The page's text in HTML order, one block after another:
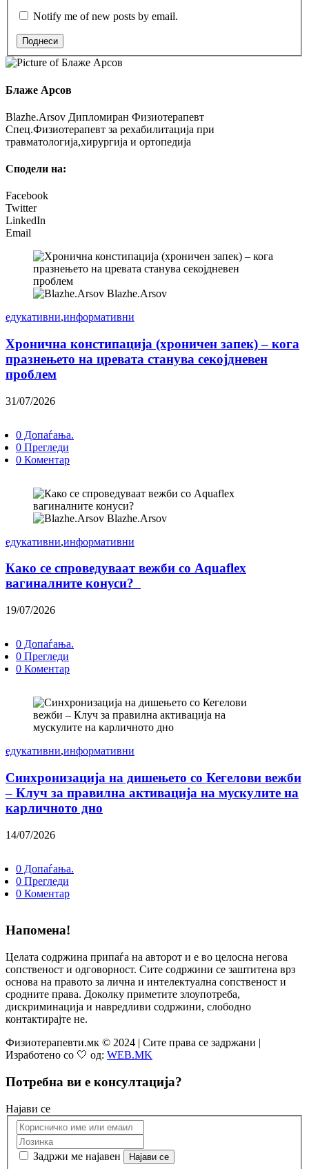
Notify me of new posts by email.
Поднеси
Блаже Арсов
Blazhe.Arsov Дипломиран Физиотерапевт
Спец.Физиотерапевт за рехабилитација при
травматологија,хирургија и ортопедија
Сподели на:
Facebook
Twitter
LinkedIn
Email
Blazhe.Arsov
едукативни,информативни
Хронична констипација (хроничен запек) – кога
празнењето на цревата станува секојдневен
проблем
31/07/2026
0 Допаѓања.
0 Прегледи
0 Коментар
Blazhe.Arsov
едукативни,информативни
Како се спроведуваат вежби со Aquaflex
вагиналните конуси?
19/07/2026
0 Допаѓања.
0 Прегледи
0 Коментар
едукативни,информативни
Синхронизација на дишењето со Кегелови вежби
– Клуч за правилна активација на мускулите на
карличното дно
14/07/2026
0 Допаѓања.
0 Прегледи
0 Коментар
Напомена!
Целата содржина припаѓа на авторот и е во целосна негова
сопственост и одговорност. Сите содржини се заштитена врз
основа на правото за лична и интелектуална сопственост и
сродните права. Доколку приметите злоупотреба,
дискриминација и навредливи содржини, слободно
контактирајте не.
Физиотерапевти.мк © 2024 | Сите права се задржани |
Изработено со 🤍 од: WEB.MK
Потребна ви е консултација?
Најави се
Задржи ме најавен